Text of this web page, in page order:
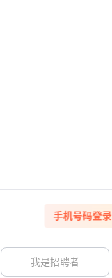
手机号码登录
我是招聘者